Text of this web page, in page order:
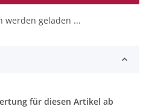
werden geladen ...
für diesen Artikel ab